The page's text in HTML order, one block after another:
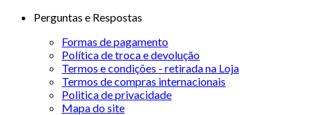
Perguntas e Respostas
Formas de pagamento
Política de troca e devolução
Termos e condições - retirada na Loja
Termos de compras internacionais
Politica de privacidade
Mapa do site